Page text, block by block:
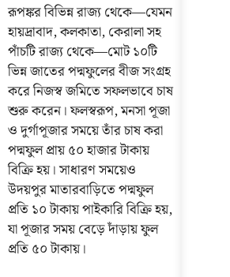
রূপঙ্কর বিভিন্ন রাজ্য থেকে—যেমন
হায়দ্রাবাদ, কলকাতা, কেরালা সহ
পাঁচটি রাজ্য থেকে—মোট ১০টি
ভিন্ন জাতের পদ্মফুলের বীজ সংগ্রহ
করে নিজস্ব জমিতে সফলভাবে চাষ
শুরু করেন। ফলস্বরূপ, মনসা পূজা
ও দুর্গাপূজার সময়ে তাঁর চাষ করা
পদ্মফুল প্রায় ৫০ হাজার টাকায়
বিক্রি হয়। সাধারণ সময়েও
উদয়পুর মাতারবাড়িতে পদ্মফুল
প্রতি ১০ টাকায় পাইকারি বিক্রি হয়,
যা পূজার সময় বেড়ে দাঁড়ায় ফুল
প্রতি ৫০ টাকায়।